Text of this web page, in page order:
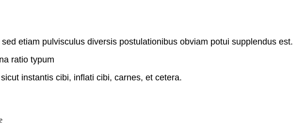
etiam pulvisculus diversis postulationibus obviam potui supplendus est.
ratio typum
instantis cibi, inflati cibi, carnes, et cetera.